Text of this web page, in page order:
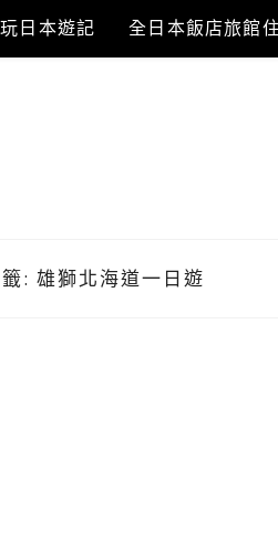
日本遊記 全日本飯店旅館
: 雄獅北海道一日遊